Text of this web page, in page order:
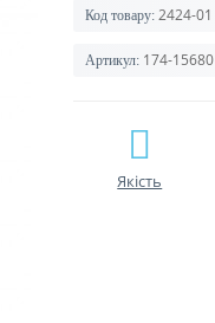
Код товару: 2424-01
Артикул: 174-15680
Якість